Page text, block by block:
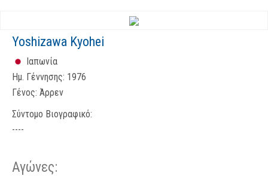
Yoshizawa Kyohei
Ιαπωνία
Ημ. Γέννησης: 1976
Γένος: Άρρεν
Σύντομο Βιογραφικό:
----
Αγώνες: